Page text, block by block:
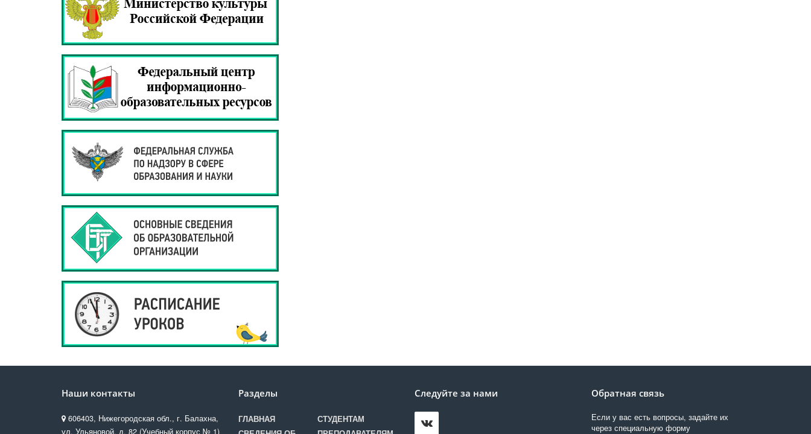
Наши контакты
606403, Нижегородская обл., г. Балахна,
ул. Ульяновой, д. 82 (Учебный корпус № 1)
Разделы
ГЛАВНАЯ
СТУДЕНТАМ
Следуйте за нами Обратная связь
Если у вас есть вопросы, задайте их
через специальную форму